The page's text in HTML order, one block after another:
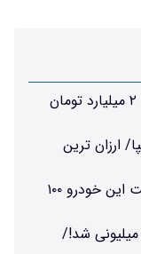
قیمت‌های عجیب در بازار خودرو/ سمند ۲ میلیارد تومان
ارزان ترین
سقوط آزاد قیمت‌ها در بازار خودرو/ قیمت این خودرو ۱۰۰
پراید کارکرده در بازار / پراید ۸۵۰ میلیونی شد!/